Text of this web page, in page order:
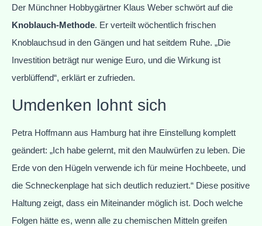
Der Münchner Hobbygärtner Klaus Weber schwört auf die
Knoblauch-Methode. Er verteilt wöchentlich frischen
Knoblauchsud in den Gängen und hat seitdem Ruhe. „Die
Investition beträgt nur wenige Euro, und die Wirkung ist
verblüffend“, erklärt er zufrieden.
Umdenken lohnt sich
Petra Hoffmann aus Hamburg hat ihre Einstellung komplett
geändert: „Ich habe gelernt, mit den Maulwürfen zu leben. Die
Erde von den Hügeln verwende ich für meine Hochbeete, und
die Schneckenplage hat sich deutlich reduziert.“ Diese positive
Haltung zeigt, dass ein Miteinander möglich ist. Doch welche
Folgen hätte es, wenn alle zu chemischen Mitteln greifen